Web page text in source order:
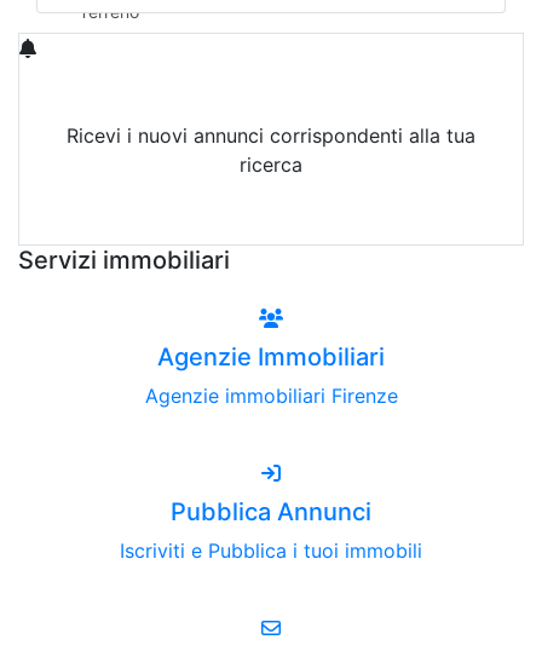
Terreno
Ricevi i nuovi annunci corrispondenti alla tua
ricerca
Servizi immobiliari
Agenzie Immobiliari
Agenzie immobiliari Firenze
Pubblica Annunci
Iscriviti e Pubblica i tuoi immobili